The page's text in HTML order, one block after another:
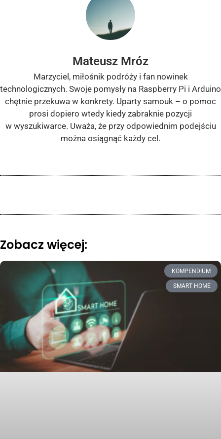
Mateusz Mróz
Marzyciel, miłośnik podróży i fan nowinek
technologicznych. Swoje pomysły na Raspberry Pi i Arduino
chętnie przekuwa w konkrety. Uparty samouk – o pomoc
prosi dopiero wtedy kiedy zabraknie pozycji
w wyszukiwarce. Uważa, że przy odpowiednim podejściu
można osiągnąć każdy cel.
Zobacz więcej:
KOMPENDIUM
SMART HOME